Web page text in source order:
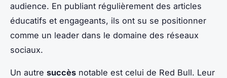
audience. En publiant régulièrement des articles
éducatifs et engageants, ils ont su se positionner
comme un leader dans le domaine des réseaux
sociaux.
Un autre succès notable est celui de Red Bull. Leur